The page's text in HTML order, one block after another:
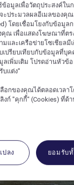
อมูลเพื่อวัตถุประสงค์ใน
ะประมวลผลอีเมลของคุ
โดยเชื่อมโยงกับข้อมูลก
ณ เพื่อแสดงโฆษณาที่ตร
มและเครือข่ายโซเชียล
เปรียบเทียบกับข้อมูลที่บุ
ลเพิ่มเติม โปรดอ่านหัวข้
บแต่ง"
อกของคุณได้ตลอดเวลา
งก์ "คุกกี้" (Cookies) ที่ด้
ปลง ยอมรับ